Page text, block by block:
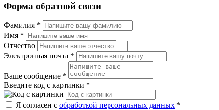
Форма обратной связи
Фамилия *
Имя *
Отчество
Электронная почта *
Ваше сообщение *
Введите код с картинки *
Я согласен с обработкой персональных данных *